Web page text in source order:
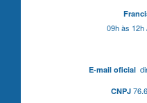
09h às 12h
E-mail oficial
CNPJ